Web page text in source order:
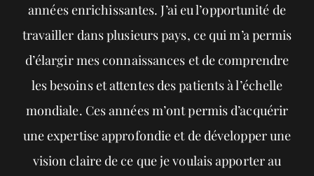
années enrichissantes. J’ai eu l’opportunité de
travailler dans plusieurs pays, ce qui m’a permis
d’élargir mes connaissances et de comprendre
les besoins et attentes des patients à l’échelle
mondiale. Ces années m’ont permis d’acquérir
une expertise approfondie et de développer une
vision claire de ce que je voulais apporter au